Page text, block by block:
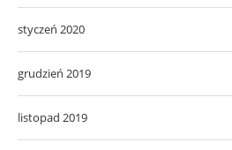
styczeń 2020
grudzień 2019
listopad 2019